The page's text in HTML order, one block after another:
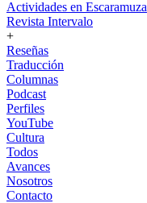
Actividades en Escaramuza
Revista Intervalo
+
Reseñas
Traducción
Columnas
Podcast
Perfiles
YouTube
Cultura
Todos
Avances
Nosotros
Contacto